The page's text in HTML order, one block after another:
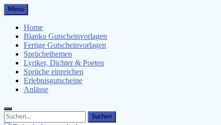
Skip
to
content
Menu
Home
Blanko Gutscheinvorlagen
Fertige Gutscheinvorlagen
Sprüchethemen
Lyriker, Dichter & Poeten
Sprüche einreichen
Erlebnisgutscheine
Anlässe
Search
for:
Search